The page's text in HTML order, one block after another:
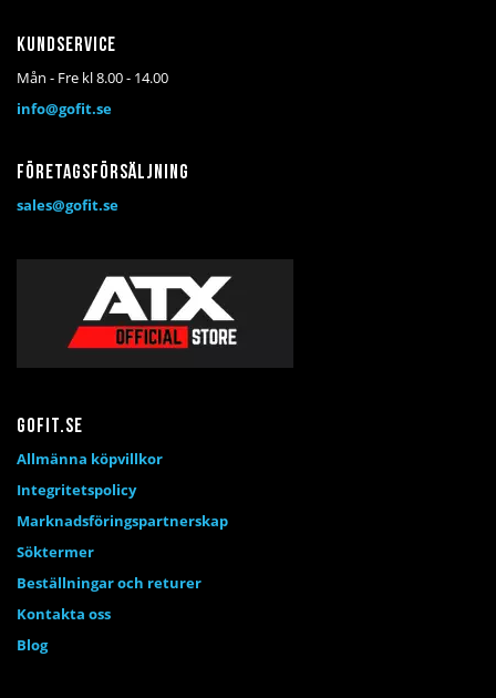
Kundservice
Mån - Fre kl 8.00 - 14.00
info@gofit.se
Företagsförsäljning
sales@gofit.se
Gofit.se
Allmänna köpvillkor
Integritetspolicy
Marknadsföringspartnerskap
Söktermer
Beställningar och returer
Kontakta oss
Blog